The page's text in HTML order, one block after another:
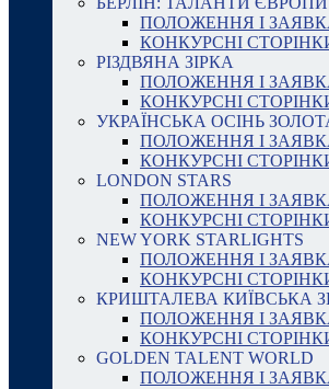
ПОЛОЖЕННЯ І
КОНКУРСНІ
РІЗДВЯНА ЗІРКА
ПОЛОЖЕННЯ І
КОНКУРСНІ
УКРАЇНСЬКА ОСІНЬ
ПОЛОЖЕННЯ І
КОНКУРСНІ
LONDON STARS
ПОЛОЖЕННЯ І
КОНКУРСНІ
NEW YORK STARLIGHTS
ПОЛОЖЕННЯ І
КОНКУРСНІ
КРИШТАЛЕВА КИЇВСЬКА
ПОЛОЖЕННЯ І
КОНКУРСНІ
GOLDEN TALENT WORLD
ПОЛОЖЕННЯ І